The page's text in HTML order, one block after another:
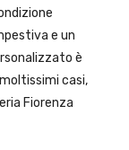
e un
è
casi,
Fiorenza